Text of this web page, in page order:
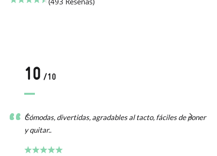
10 /10
Cómodas, divertidas, agradables al tacto, fáciles de poner
y quitar..